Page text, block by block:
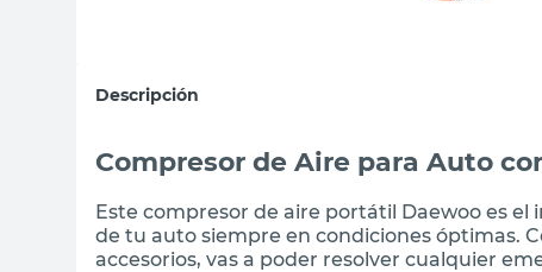
Descripción
Compresor de Aire para Auto
Este compresor de aire portátil Daewoo es
de tu auto siempre en condiciones óptimas.
accesorios, vas a poder resolver cualquier